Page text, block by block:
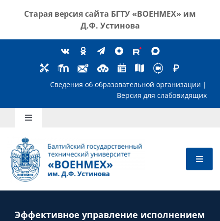
Старая версия сайта БГТУ «ВОЕНМЕХ» им
Д.Ф. Устинова
Сведения об образовательной
Toggle
Школьникам
Абитуриентам
Эффективное управление исполнением